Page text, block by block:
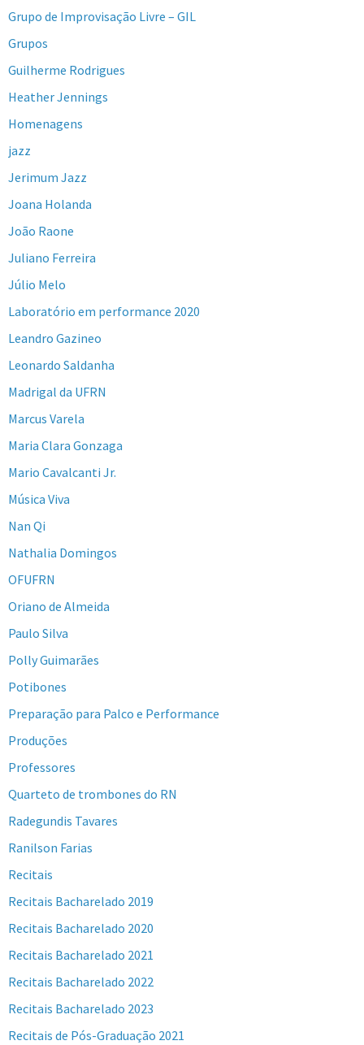
Grupo de Improvisação Livre – GIL
Grupos
Guilherme Rodrigues
Heather Jennings
Homenagens
jazz
Jerimum Jazz
Joana Holanda
João Raone
Juliano Ferreira
Júlio Melo
Laboratório em performance 2020
Leandro Gazineo
Leonardo Saldanha
Madrigal da UFRN
Marcus Varela
Maria Clara Gonzaga
Mario Cavalcanti Jr.
Música Viva
Nan Qi
Nathalia Domingos
OFUFRN
Oriano de Almeida
Paulo Silva
Polly Guimarães
Potibones
Preparação para Palco e Performance
Produções
Professores
Quarteto de trombones do RN
Radegundis Tavares
Ranilson Farias
Recitais
Recitais Bacharelado 2019
Recitais Bacharelado 2020
Recitais Bacharelado 2021
Recitais Bacharelado 2022
Recitais Bacharelado 2023
Recitais de Pós-Graduação 2021